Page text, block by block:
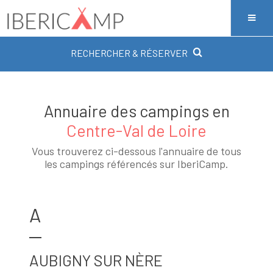
RECHERCHER & RÉSERVER
Annuaire des campings en
Centre-Val de Loire
Vous trouverez ci-dessous l'annuaire de tous
les campings référencés sur IberiCamp.
A
AUBIGNY SUR NÈRE